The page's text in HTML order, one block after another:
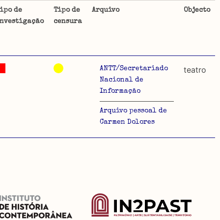
uma
acto
de
Tipo de
censura
Arquivo Objecto
ANTT/Secretariado
Nacional de
Informação
Arquivo pessoal de
Carmen Dolores
teatro